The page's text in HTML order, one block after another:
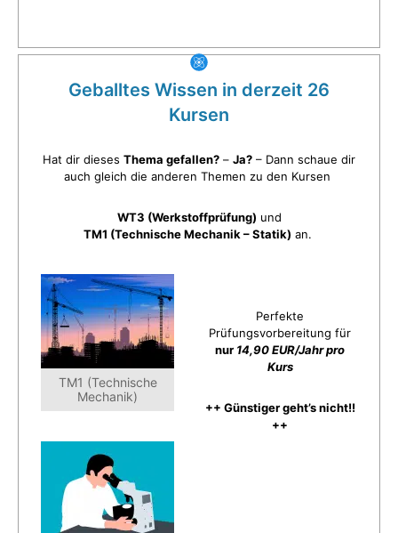
Geballtes Wissen in derzeit 26
Kursen
Hat dir dieses Thema gefallen? – Ja? – Dann schaue dir
auch gleich die anderen Themen zu den Kursen
WT3 (Werkstoffprüfung) und
TM1 (Technische Mechanik – Statik) an.
TM1 (Technische
Mechanik)
Perfekte
Prüfungsvorbereitung für
nur 14,90 EUR/Jahr pro
Kurs
++ Günstiger geht’s nicht!!
++